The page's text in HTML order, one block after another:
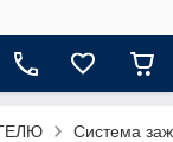
Система